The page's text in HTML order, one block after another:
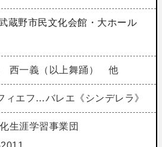
蔵野市民文化会館・大ホール
西一義（以上舞踊） 他
ィエフ…バレエ《シンデレラ》
生涯学習事業団